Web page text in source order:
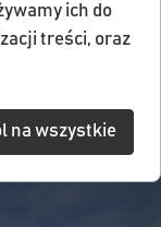
ich do
treści, oraz
na wszystkie